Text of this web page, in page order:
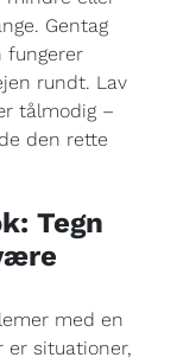
Gentag
fungerer
rundt. Lav
tålmodig –
den rette
Tegn
med en
er situationer,